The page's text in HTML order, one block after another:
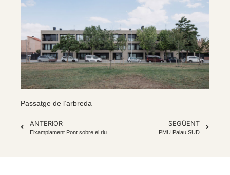
Passatge de l’arbreda
ANTERIOR SEGÜENT
PMU Palau SUD